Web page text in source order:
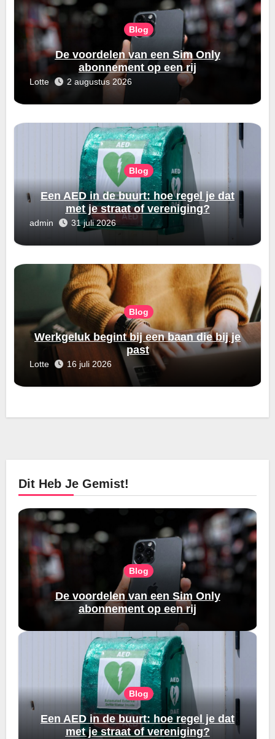
Blog
De voordelen van een Sim Only
abonnement op een rij
Lotte 2 augustus 2026
Blog
Een AED in de buurt: hoe regel je dat
met je straat of vereniging?
admin 31 juli 2026
Blog
Werkgeluk begint bij een baan die bij je
past
Lotte 16 juli 2026
Dit Heb Je Gemist!
Blog
De voordelen van een Sim Only
abonnement op een rij
Blog
Een AED in de buurt: hoe regel je dat
met je straat of vereniging?